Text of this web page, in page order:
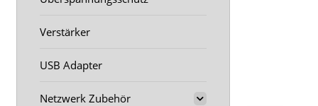
Verstärker
USB Adapter
Netzwerk Zubehör